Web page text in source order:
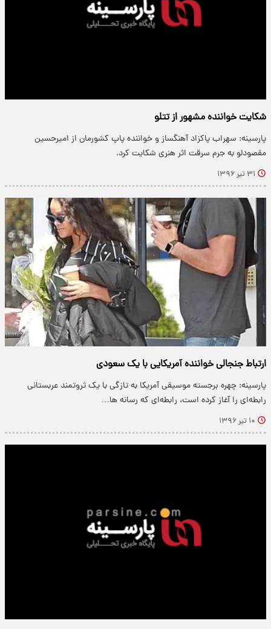
شکایت خواننده مشهور از تتلو
پارسینه: سهراب پاکزاد آهنگساز و خواننده پاپ کشورمان از امیرحسین
مقصودلو به جرم سرقت اثر هنری شکایت کرد.
۳۱ تیر ۱۳۹۶
ارتباط جنجالی خواننده آمریکایی با یک سعودی
پارسینه: چهره برجسته موسیقی آمریکا به تازگی با یک ثروتمند عربستانی
رابطه‌ای را آغاز کرده است، رابطه‌ای که رسانه ها…
۱۰ تیر ۱۳۹۶